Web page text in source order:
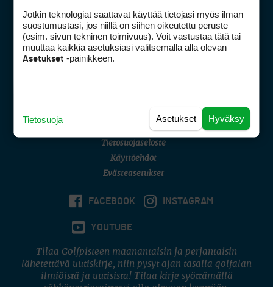
Golfpisteen yhteystiedot
DSA avoimuusraportti
Asiakaspalvelu
(digi) digi@otavamedia.fi
Tietosuojaseloste
Käyttöehdot
Evästeasetukset
FACEBOOK INSTAGRAM
YOUTUBE
Tilaa Golfpisteen maanantaisin ja perjantaisin
lähetettävä uutiskirje, niin pysyt ajan tasalla golfalan
ilmiöistä ja uutisista! Tilaa kirje syöttämällä
Jotkin teknologiat saattavat käyttää tietojasi myös ilman
suostumustasi, jos niillä on siihen oikeutettu peruste
(esim. sivun tekninen toimivuus). Voit vastustaa tätä tai
muuttaa kaikkia asetuksiasi valitsemalla alla olevan
Asetukset -painikkeen.
Hyväksy
Asetukset
Tietosuoja